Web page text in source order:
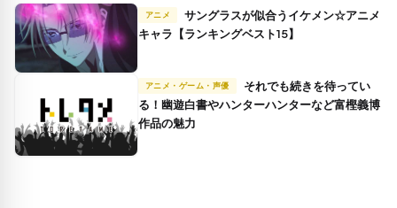
アニメ
サングラスが似合うイケメン☆アニメ
キャラ【ランキングベスト15】
アニメ・ゲーム・声優
る！幽遊白書やハンターハンターなど富樫義博
作品の魅力